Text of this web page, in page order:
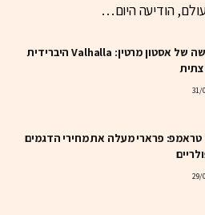
הודיעה היום…
החדשה של אסטון מרטין: Valhalla היברידית
31/
טראמפ: פרארי מעלה את מחירי הדגמים
29/